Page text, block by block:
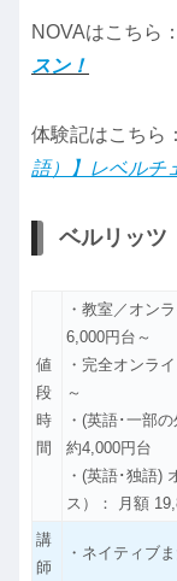
NOVAはこちら：
スン！
体験記はこちら：
語）】レベルチ
ベルリッツ
値
段
時
間
・教室／オン
6,000円台～
・完全オンラ
～
・(英語･一部
約4,000円台
・(英語･独語)
ス）： 月額
講
師
・ネイティブ